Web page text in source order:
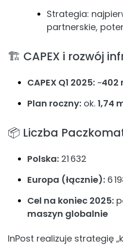
Strategia:
partnerskie,
🏗️ CAPEX i rozwój
CAPEX Q1 2025: ~402
Plan roczny: ok. 1,74
📦 Liczba
Polska: 21 632
Europa (łącznie): 6
Cel na koniec 2025:
maszyn globalnie
InPost realizuje strategię